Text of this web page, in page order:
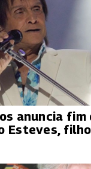
anuncia fim
Esteves,